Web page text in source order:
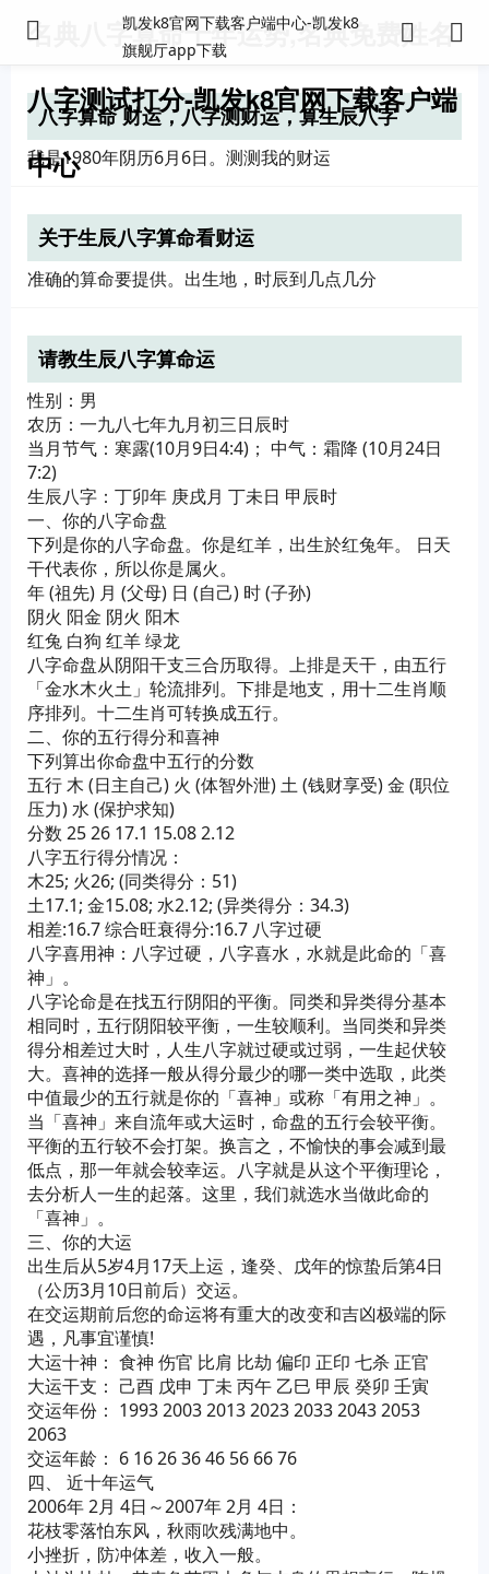
凯发k8官网下载客户端中心-凯发k8
旗舰厅app下载
名典八字算命十年运势,名典免费姓名
八字测试打分-凯发k8官网下载客户端
中心
八字算命 财运，八字测财运，算生辰八字
我是1980年阴历6月6日。测测我的财运
关于生辰八字算命看财运
准确的算命要提供。出生地，时辰到几点几分
请教生辰八字算命运
性别：男
农历：一九八七年九月初三日辰时
当月节气：寒露(10月9日4:4)； 中气：霜降 (10月24日
7:2)
生辰八字：丁卯年 庚戌月 丁未日 甲辰时
一、你的八字命盘
下列是你的八字命盘。你是红羊，出生於红兔年。 日天
干代表你，所以你是属火。
年 (祖先) 月 (父母) 日 (自己) 时 (子孙)
阴火 阳金 阴火 阳木
红兔 白狗 红羊 绿龙
八字命盘从阴阳干支三合历取得。上排是天干，由五行
「金水木火土」轮流排列。下排是地支，用十二生肖顺
序排列。十二生肖可转换成五行。
二、你的五行得分和喜神
下列算出你命盘中五行的分数
五行 木 (日主自己) 火 (体智外泄) 土 (钱财享受) 金 (职位
压力) 水 (保护求知)
分数 25 26 17.1 15.08 2.12
八字五行得分情况：
木25; 火26; (同类得分：51)
土17.1; 金15.08; 水2.12; (异类得分：34.3)
相差:16.7 综合旺衰得分:16.7 八字过硬
八字喜用神：八字过硬，八字喜水，水就是此命的「喜
神」。
八字论命是在找五行阴阳的平衡。同类和异类得分基本
相同时，五行阴阳较平衡，一生较顺利。当同类和异类
得分相差过大时，人生八字就过硬或过弱，一生起伏较
大。喜神的选择一般从得分最少的哪一类中选取，此类
中值最少的五行就是你的「喜神」或称「有用之神」。
当「喜神」来自流年或大运时，命盘的五行会较平衡。
平衡的五行较不会打架。换言之，不愉快的事会减到最
低点，那一年就会较幸运。八字就是从这个平衡理论，
去分析人一生的起落。这里，我们就选水当做此命的
「喜神」。
三、你的大运
出生后从5岁4月17天上运，逢癸、戊年的惊蛰后第4日
（公历3月10日前后）交运。
在交运期前后您的命运将有重大的改变和吉凶极端的际
遇，凡事宜谨慎!
大运十神： 食神 伤官 比肩 比劫 偏印 正印 七杀 正官
大运干支： 己酉 戊申 丁未 丙午 乙巳 甲辰 癸卯 壬寅
交运年份： 1993 2003 2013 2023 2033 2043 2053
2063
交运年龄： 6 16 26 36 46 56 66 76
四、 近十年运气
2006年 2月 4日～2007年 2月 4日：
花枝零落怕东风，秋雨吹残满地中。
小挫折，防冲体差，收入一般。